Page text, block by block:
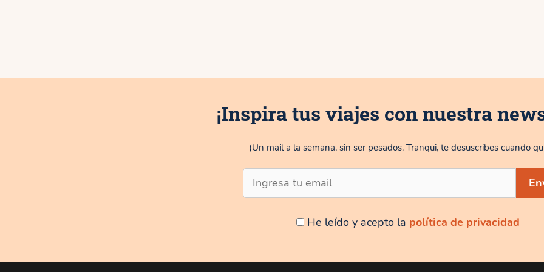
¡Inspira tus viajes con nuestra
(Un mail a la semana, sin ser pesados. Tranqui, te desuscribes cuando
He leído y acepto la política de privacidad